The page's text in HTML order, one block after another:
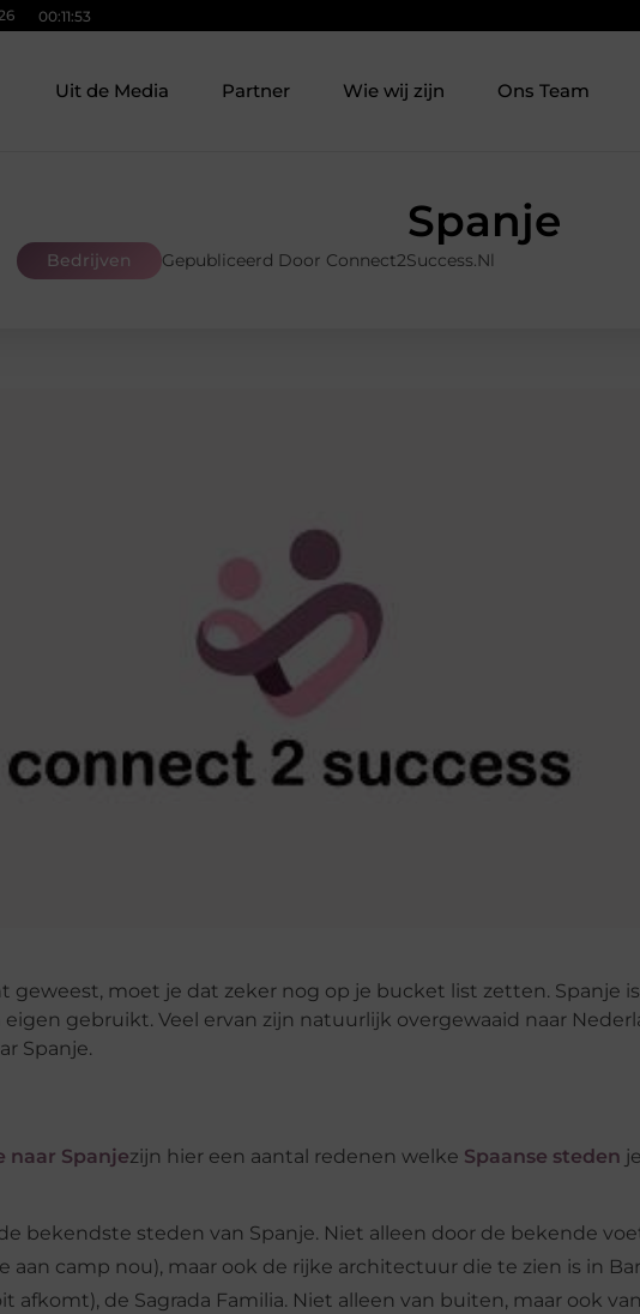
00:11:54
Uit de Media Partner Wie wij zijn Ons Team
Spanje
Bedrijven Gepubliceerd Door Connect2Success.nl
geweest, moet je dat zeker nog op je bucket list zetten. Spanje
gebruikt. Veel ervan zijn natuurlijk overgewaaid naar
Spanje.
naar Spanjezijn hier een aantal redenen welke Spaanse steden
bekendste steden van Spanje. Niet alleen door de bekende
aan camp nou), maar ook de rijke architectuur die te zien is in
afkomt), de Sagrada Familia. Niet alleen van buiten, maar ook